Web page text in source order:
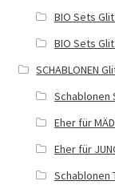
BIO Sets
BIO Sets
SCHABLONEN
Schablonen
Eher für
Eher für
Schablonen